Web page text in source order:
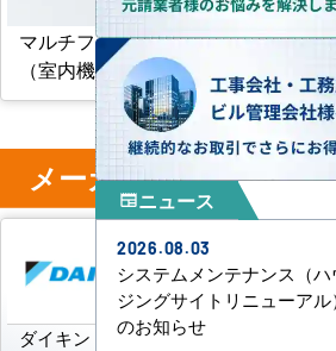
マルチフリービルトイン形
（室内機のみ）
マル
メーカー からハウジ
ダイキン 三菱電機
newspaperニュース
2026.08.03
システムメンテナンス（ハ
ジングサイトリニューアル
のお知らせ